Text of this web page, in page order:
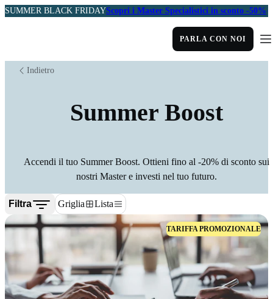
SUMMER BLACK FRIDAYScopri i Master Specialistici in sconto -50%
PARLA CON NOI
Indietro
Summer Boost
Accendi il tuo Summer Boost. Ottieni fino al -20% di sconto sui
nostri Master e investi nel tuo futuro.
Filtra Griglia Lista
TARIFFA PROMOZIONALE